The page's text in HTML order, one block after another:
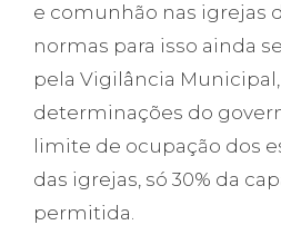
e comunhão nas igrejas
normas para isso ainda
pela Vigilância
determinações do
limite de ocupação dos
das igrejas, só 30% da
permitida.